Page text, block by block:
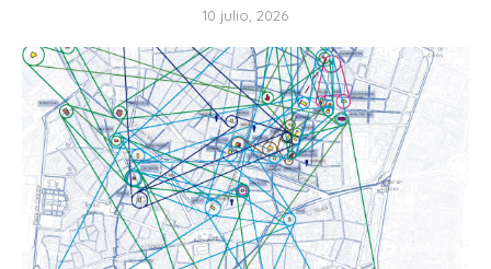
10 julio, 2026